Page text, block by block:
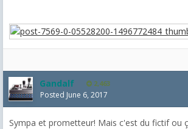
Gandalf 2,463
Posted June 6, 2017
Sympa et prometteur! Mais c'est du fictif ou